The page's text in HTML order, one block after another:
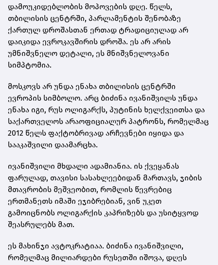
დამოუკიდებლობის მოპოვების დღე. წელს,
თბილისის ცენტრში, პარლამენტის შენობაზე
ქართულ დროშასთან ერთად ტრადიციულად არ
დაიკიდა ევროკავშირის დროშა. ეს არ არის
უმნიშვნელო დეტალი, ეს მნიშვნელოვანი
სიმპტომია.
მოსკოვს არ უნდა ენახა თბილისის ცენტრში
ევროპის სიმბოლო. არც ბიძინა ივანიშვილს უნდა
ენახა იგი, რუს ოლიგარქს, პუტინის ხელქვეითსა და
საქართველოს არაოფიციალურ პატრონს, რომელმაც
2012 წელს ფაქტობრივად არჩევნები იყიდა და
სააკაშვილი დაამარცხა.
ივანიშვილი მხდალი ადამიანია. ის ქვეყანას
ფარულად, თავისი სასახლეებიდან მართავს, ჯიბის
მთავრობის მეშვეობით, რომლის წევრებიც
ერთმანეთს იმაში ეჯიბრებიან, ვინ უკეთ
გამოიცნობს ოლიგარქის კაპრიზებს და უსიტყვოდ
შეასრულებს მათ.
ეს მახინჯი ავტოკრატიაა. ბიძინა ივანიშვილი,
რომელმაც მილიარდები რუსეთში იშოვა, დღეს